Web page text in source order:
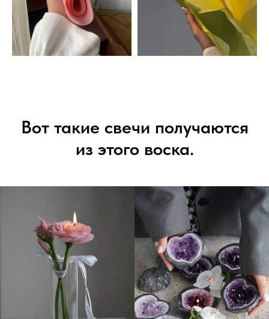
Вот такие свечи получаются
из этого воска.